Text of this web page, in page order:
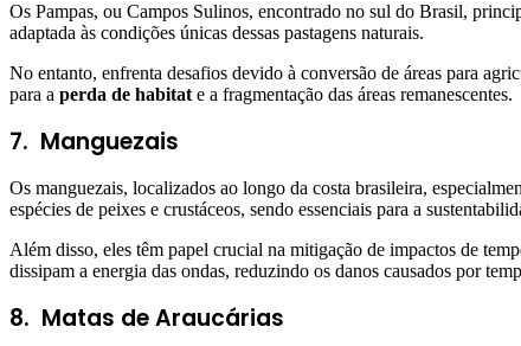
Os Pampas, ou Campos Sulinos, encontrado no sul do Brasil,
adaptada às condições únicas dessas pastagens naturais.
No entanto, enfrenta desafios devido à conversão de áreas para
para a perda de habitat e a fragmentação das áreas remanescentes.
7. Manguezais
Os manguezais, localizados ao longo da costa brasileira,
espécies de peixes e crustáceos, sendo essenciais para a
Além disso, eles têm papel crucial na mitigação de impactos de
dissipam a energia das ondas, reduzindo os danos causados por
8. Matas de Araucárias